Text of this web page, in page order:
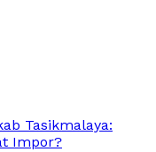
Tasikmalaya:
Impor?